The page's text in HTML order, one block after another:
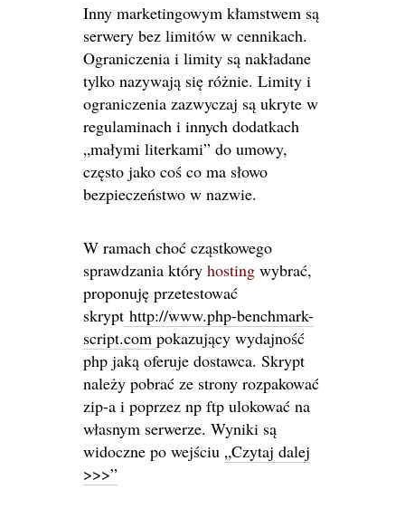
Inny marketingowym kłamstwem są
serwery bez limitów w cennikach.
Ograniczenia i limity są nakładane
tylko nazywają się różnie. Limity i
ograniczenia zazwyczaj są ukryte w
regulaminach i innych dodatkach
„małymi literkami” do umowy,
często jako coś co ma słowo
bezpieczeństwo w nazwie.
W ramach choć cząstkowego
sprawdzania który hosting wybrać,
proponuję przetestować
skrypt http://www.php-benchmark-
script.com pokazujący wydajność
php jaką oferuje dostawca. Skrypt
należy pobrać ze strony rozpakować
zip-a i poprzez np ftp ulokować na
własnym serwerze. Wyniki są
widoczne po wejściu „Czytaj dalej
>>>”